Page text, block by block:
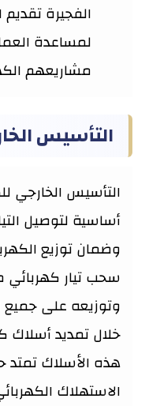
الفجيرة
لمساعدة
مشاريعهم
التأسيس
التأسيس الخارجي
أساسية لتوصيل
وضمان توزيع
سحب تيار
وتوزيعه على
خلال تمديد أسلاك
هذه الأسلاك
الاستهلاك